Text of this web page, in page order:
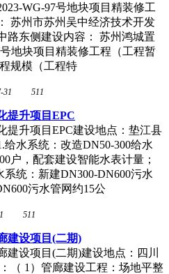
WG-97号地块项目精装修工
苏州市苏州吴中经济技术开发
路东侧建设内容： 苏州鸿城置
地块项目精装修工程（工程暂
规模（工程特
31 511
提升项目EPC
提升项目EPC建设地点：垫江县
水系统：改造DN50-300给水
户，配套建设智能水表计量；
统：新建DN300-DN600污水
污水管网约15公
511
建设项目(二期)
建设项目(二期)建设地点：四川
（ 1）管廊建设工程：场地平整